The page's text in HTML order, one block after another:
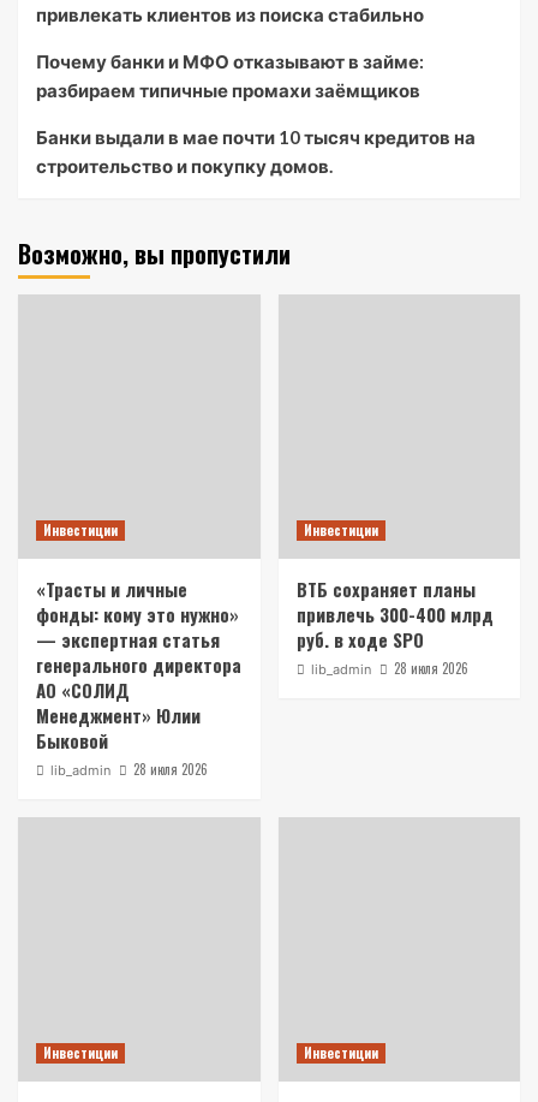
привлекать клиентов из поиска стабильно
Почему банки и МФО отказывают в займе:
разбираем типичные промахи заёмщиков
Банки выдали в мае почти 10 тысяч кредитов на
строительство и покупку домов.
Возможно, вы пропустили
Инвестиции
«Трасты и личные
фонды: кому это нужно»
— экспертная статья
генерального директора
АО «СОЛИД
Менеджмент» Юлии
Быковой
lib_admin 28 июля 2026
Инвестиции
ВТБ сохраняет планы
привлечь 300-400 млрд
руб. в ходе SPO
lib_admin 28 июля 2026
Инвестиции Инвестиции